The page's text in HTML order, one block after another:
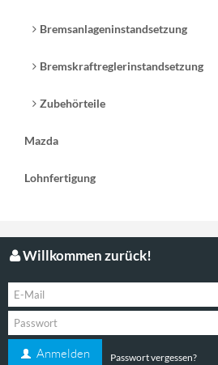
Bremsanlageninstandsetzung
Bremskraftreglerinstandsetzung
Zubehörteile
Mazda
Lohnfertigung
Willkommen zurück!
Anmelden Passwort vergessen?